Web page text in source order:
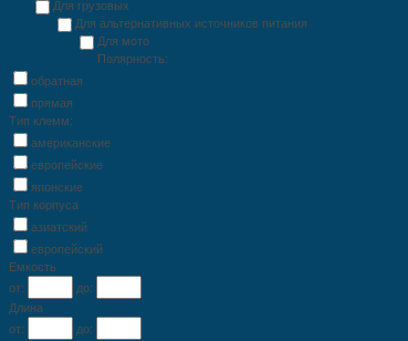
Для грузовых
Для альтернативных источников питания
Для мото
Полярность:
обратная
прямая
Тип клемм:
американские
европейские
японские
Тип корпуса
азиатский
европейский
Емкость
от:
до:
Длина
от:
до: